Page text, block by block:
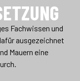
Fachwissen und
ausgezeichnet
Mauern eine